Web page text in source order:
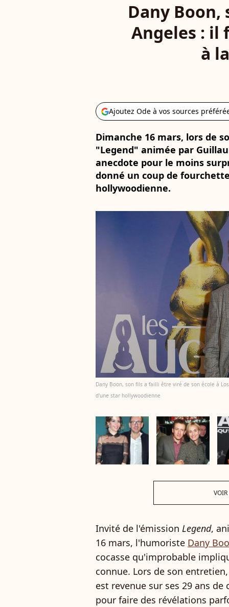
Dany Boon,
Angeles : il
à
Ajoutez Ode à vos sources
Dimanche 16 mars, lors de
"Legend" animée par
anecdote pour le moins
donné un coup de
hollywoodienne.
Dany Boon, son fils a failli être viré de son école à
d'une star hollywoodienne
Invité de l'émission Legend,
16 mars, l'humoriste Dany
cocasse qu'improbable
connue. Lors de son
est revenue sur ses 29 ans
pour faire des révélations